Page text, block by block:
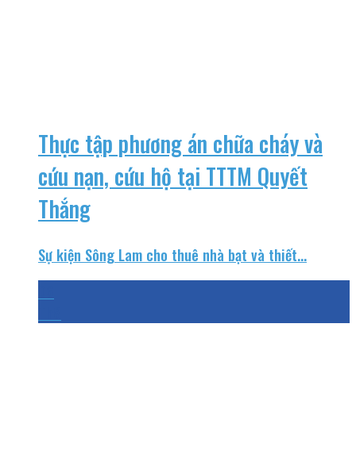
Thực tập phương án chữa cháy và
cứu nạn, cứu hộ tại TTTM Quyết
Thắng
Sự kiện Sông Lam cho thuê nhà bạt và thiết...